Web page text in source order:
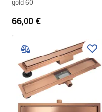
gold 60
66,00 €